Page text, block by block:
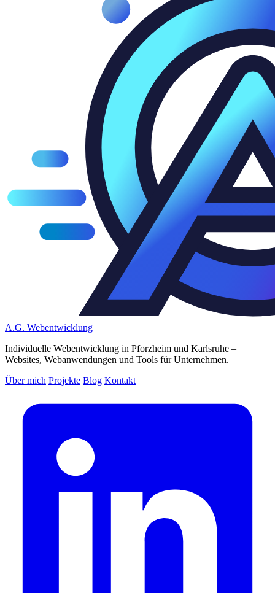
A.G. Webentwicklung
Individuelle Webentwicklung in Pforzheim und Karlsruhe –
Websites, Webanwendungen und Tools für Unternehmen.
Über mich Projekte Blog Kontakt